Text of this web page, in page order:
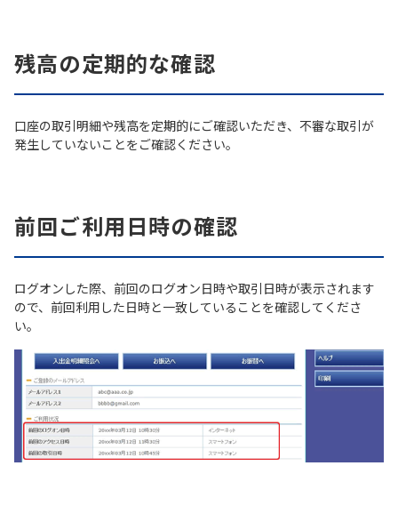
残高の定期的な確認
口座の取引明細や残高を定期的にご確認いただき、不審な取引が
発生していないことをご確認ください。
前回ご利用日時の確認
ログオンした際、前回のログオン日時や取引日時が表示されます
ので、前回利用した日時と一致していることを確認してくださ
い。